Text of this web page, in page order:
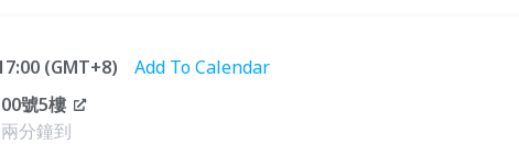
(GMT+8)
Add To Calendar
號5樓
分鐘到